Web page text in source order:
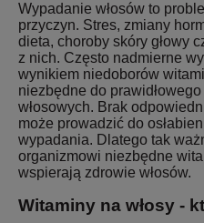
Wypadanie włosów to
przyczyn. Stres, zmiany
dieta, choroby skóry głowy
z nich. Często nadmierne
wynikiem niedoborów
niezbędne do
włosowych. Brak
może prowadzić do
wypadania. Dlatego tak
organizmowi niezbędne
wspierają zdrowie włosów.
Witaminy na włosy -